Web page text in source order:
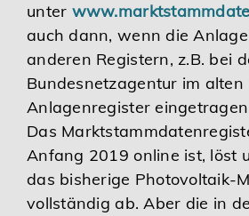
unter
auch dann, wenn die
anderen Registern, z.B. bei
Bundesnetzagentur im alten
Anlagenregister
Das
Anfang 2019 online ist, löst
das bisherige Photovoltaik-
vollständig ab. Aber die in